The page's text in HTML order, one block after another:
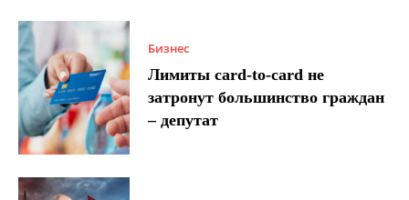
Бизнес
Лимиты card-to-card не
затронут большинство граждан
– депутат